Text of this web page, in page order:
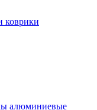
коврики
алюминиевые